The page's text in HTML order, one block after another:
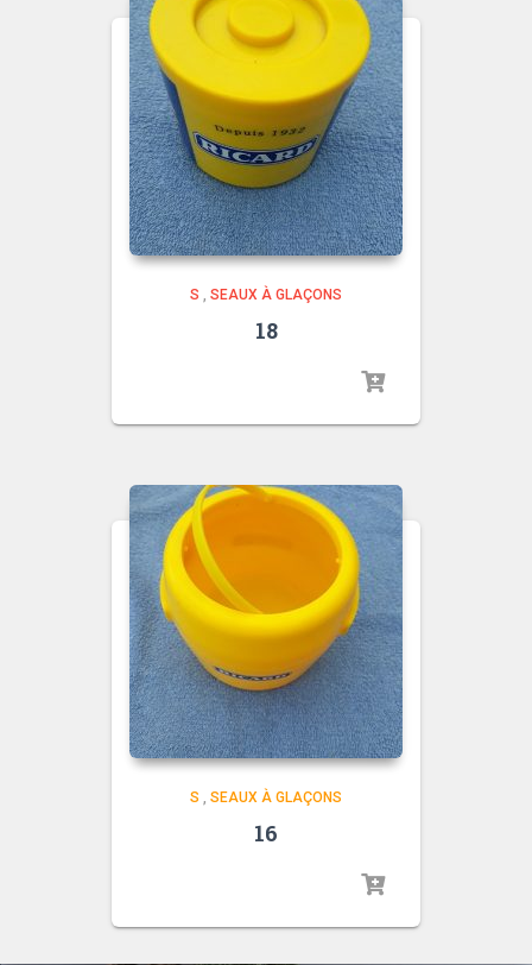
S , SEAUX À GLAÇONS
18
S , SEAUX À GLAÇONS
16